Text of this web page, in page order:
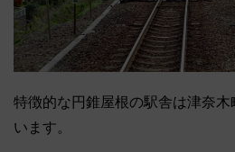
特徴的な円錐屋根の駅舎は津奈
います。